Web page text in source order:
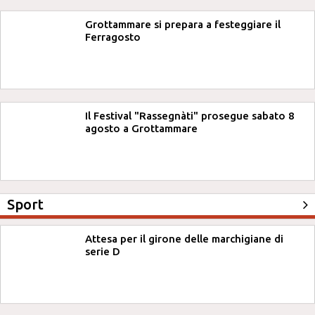
Grottammare si prepara a festeggiare il
Ferragosto
Il Festival "Rassegnàti" prosegue sabato 8
agosto a Grottammare
Sport
Attesa per il girone delle marchigiane di
serie D